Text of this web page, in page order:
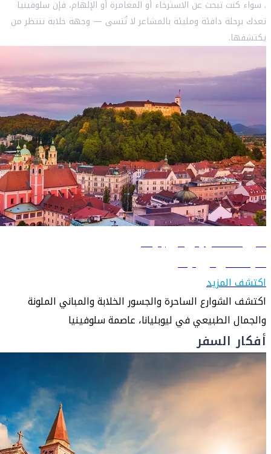
. سواء كنت تبحث عن الاسترخاء أو المغامرة أو الإلهام، فإن سلوفينيا
تعدك برحلة دافئة ومليئة بالمشاعر لا تُنسى — وجهة خلابة تنتظر من
يكتشفها.
دليل السفر إلى ليوبليانا
تعرّف على ليوبليانا
اكتشف المزيد
اكتشف الشوارع الساحرة والجسور الخلابة والمباني الملونة
والجمال الطبيعي في ليوبليانا، عاصمة سلوفينيا
أفكار السفر